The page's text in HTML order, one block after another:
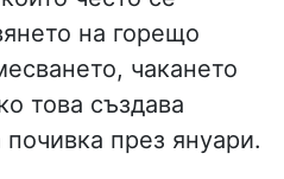
на горещо
чакането
това създава
през януари.